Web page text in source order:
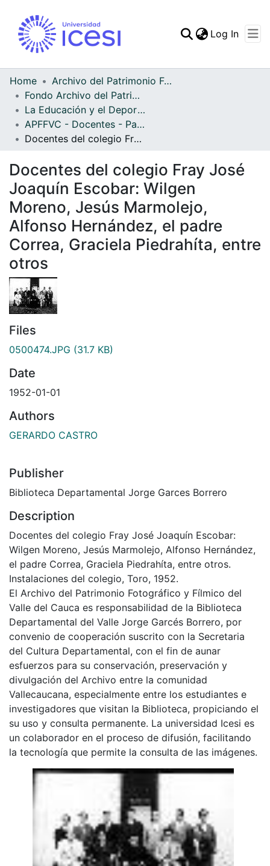
Log In
Home
Archivo del Patrimonio Fotográfico y Fílmico del Valle del Cauca
Fondo Archivo del Patrimonio Fotográfico y Fílmico del Valle del Cauca
La Educación y el Deporte
APFFVC - Docentes - Patrimonial
Docentes del colegio Fray José Joaquín Escobar: Wilgen Moreno, Jesús Marmolejo, Alfonso Hernández, el padre Correa, Graciela Piedrahíta, entre otros
Docentes del colegio Fray José
Joaquín Escobar: Wilgen
Moreno, Jesús Marmolejo,
Alfonso Hernández, el padre
Correa, Graciela Piedrahíta, entre
otros
Files
0500474.JPG (31.7 KB)
Date
1952-01-01
Authors
GERARDO CASTRO
Publisher
Biblioteca Departamental Jorge Garces Borrero
Description
Docentes del colegio Fray José Joaquín Escobar:
Wilgen Moreno, Jesús Marmolejo, Alfonso Hernández,
el padre Correa, Graciela Piedrahíta, entre otros.
Instalaciones del colegio, Toro, 1952.
El Archivo del Patrimonio Fotográfico y Fílmico del
Valle del Cauca es responsabilidad de la Biblioteca
Departamental del Valle Jorge Garcés Borrero, por
convenio de cooperación suscrito con la Secretaria
del Cultura Departamental, con el fin de aunar
esfuerzos para su conservación, preservación y
divulgación del Archivo entre la comunidad
Vallecaucana, especialmente entre los estudiantes e
investigadores que visitan la Biblioteca, propiciando el
su uso y consulta permanente. La universidad Icesi es
un colaborador en el proceso de difusión, facilitando
la tecnología que permite la consulta de las imágenes.